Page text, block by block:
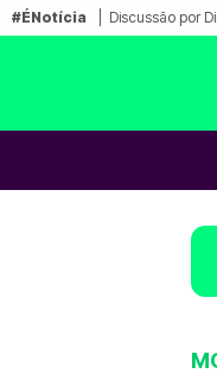
#ÉNotícia Discussão por